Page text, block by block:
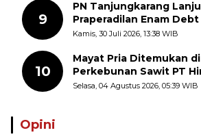
9
PN Tanjungkarang
Praperadilan Enam
dengan Pemeriksaan
Kamis, 30 Juli 2026, 13:38 WIB
10
Mayat Pria Ditemukan
Perkebunan Sawit PT
Polisi Selidiki Penyebab
Selasa, 04 Agustus 2026, 05:39 WIB
Opini